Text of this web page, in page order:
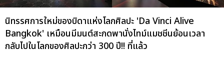
นิทรรศการใหม่ของบิดาแห่งโลกศิลปะ 'Da Vinci Alive
Bangkok' เหมือนมีมนต์สะกดพานั่งไทม์แมชชีนย้อนเวลา
กลับไปในโลกของศิลปะกว่า 300 ปี!! ที่แล้ว